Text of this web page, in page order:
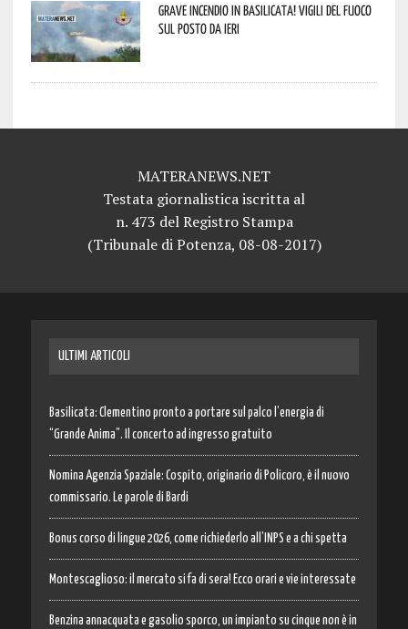
Grave incendio in Basilicata! Vigili del fuoco
sul posto da ieri
MATERANEWS.NET
Testata giornalistica iscritta al
n. 473 del Registro Stampa
(Tribunale di Potenza, 08-08-2017)
ULTIMI ARTICOLI
Basilicata: Clementino pronto a portare sul palco l’energia di
“Grande Anima”. Il concerto ad ingresso gratuito
Nomina Agenzia Spaziale: Cospito, originario di Policoro, è il nuovo
commissario. Le parole di Bardi
Bonus corso di lingue 2026, come richiederlo all’INPS e a chi spetta
Montescaglioso: il mercato si fa di sera! Ecco orari e vie interessate
Benzina annacquata e gasolio sporco, un impianto su cinque non è in